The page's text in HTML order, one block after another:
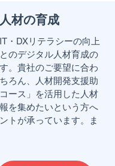
材の育成
・DXリテラシーの向上
のデジタル人材育成の
。貴社のご要望に合わ
ろん、人材開発支援助
ース」を活用した人材
を集めたいという方へ
トが承っています。ま